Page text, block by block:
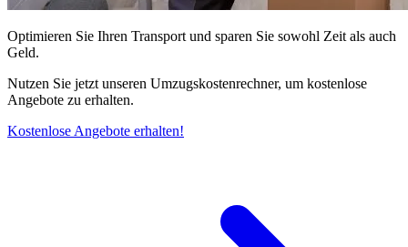
Optimieren Sie Ihren Transport und sparen Sie sowohl Zeit als auch
Geld.
Nutzen Sie jetzt unseren Umzugskostenrechner, um kostenlose
Angebote zu erhalten.
Kostenlose Angebote erhalten!